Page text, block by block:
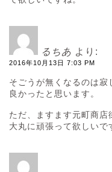
るちあ より:
2016年10月13日 7:03 PM
そごうが無くなるのは寂
良かったと思います。
ただ、ますます元町商店
大丸に頑張って欲しいで